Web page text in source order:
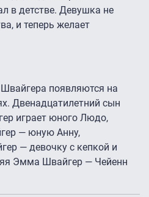
в детстве. Девушка не
и теперь желает
Швайгера появляются на
Двенадцатилетний сын
играет юного Людо,
— юную Анну,
— девочку с кепкой и
Эмма Швайгер — Чейенн